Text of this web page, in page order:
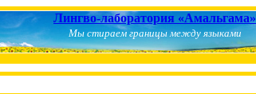
Лингво-лаборатория «Амальгама»
Мы стираем границы между языками